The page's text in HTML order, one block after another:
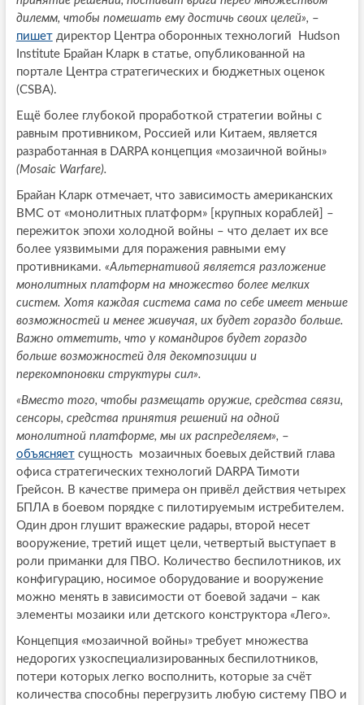
дилемм, чтобы помешать ему достичь своих целей», –
пишетдиректор Центра оборонных технологий Hudson
Institute Брайан Кларк в статье, опубликованной на
портале Центра стратегических и бюджетных оценок
(CSBA).
Ещё более глубокой проработкой стратегии войны с
равным противником, Россией или Китаем, является
разработанная в DARPA концепция «мозаичной войны»
(Mosaic Warfare).
Брайан Кларк отмечает, что зависимость американских
ВМС от «монолитных платформ» [крупных кораблей] –
пережиток эпохи холодной войны – что делает их все
более уязвимыми для поражения равными ему
противниками. «Альтернативой является разложение
монолитных платформ на множество более мелких
систем. Хотя каждая система сама по себе имеет меньше
возможностей и менее живучая, их будет гораздо больше.
Важно отметить, что у командиров будет гораздо
больше возможностей для декомпозиции и
перекомпоновки структуры сил».
«Вместо того, чтобы размещать оружие, средства связи,
сенсоры, средства принятия решений на одной
монолитной платформе, мы их распределяем», –
объясняетсущность мозаичных боевых действий глава
офиса стратегических технологий DARPA Тимоти
Грейсон. В качестве примера он привёл действия четырех
БПЛА в боевом порядке с пилотируемым истребителем.
Один дрон глушит вражеские радары, второй несет
вооружение, третий ищет цели, четвертый выступает в
роли приманки для ПВО. Количество беспилотников, их
конфигурацию, носимое оборудование и вооружение
можно менять в зависимости от боевой задачи – как
элементы мозаики или детского конструктора «Лего».
Концепция «мозаичной войны» требует множества
недорогих узкоспециализированных беспилотников,
потери которых легко восполнить, которые за счёт
количества способны перегрузить любую систему ПВО и